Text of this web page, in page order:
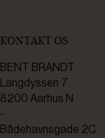
KONTAKT OS
BENT BRANDT
Langdyssen 7
8200 Aarhus N
-
Bådehavnsgade 2C